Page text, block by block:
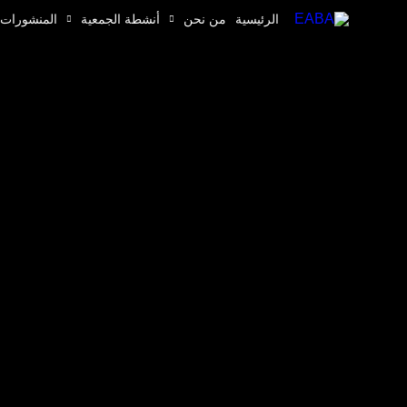
الرئيسية من نحن أنشطة الجمعية المنشورات